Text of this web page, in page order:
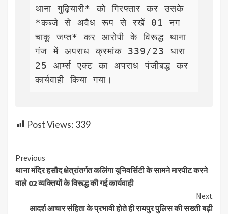
थाना गुढ़ियारी* को गिरफ्तार कर उसके
*कब्जे से अवैध रूप से रखें 01 नग
चाकू जप्त* कर आरोपी के विरूद्ध थाना
गंज में अपराध क्रमांक 339/23 धारा
25 आर्म्स एक्ट का अपराध पंजीबद्ध कर
कार्यवाही किया गया।
Post Views: 339
Continue
Reading
Previous
थाना मंदिर हसौद क्षेत्रांतर्गत कलिंगा यूनिवर्सिटी के सामने मारपीट करने
वाले 02 व्यक्तियों के विरूद्ध की गई कार्यवाही
Next
आदर्श आचार संहिता के प्रभावी होते ही रायपुर पुलिस की सख्ती बढ़ी